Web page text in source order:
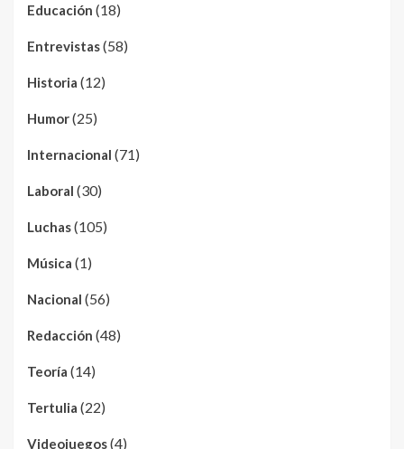
Educación (18)
Entrevistas(58)
Historia (12)
Humor(25)
Internacional (71)
Laboral (30)
Luchas(105)
Música (1)
Nacional (56)
Redacción (48)
Teoría (14)
Tertulia (22)
Videojuegos(4)